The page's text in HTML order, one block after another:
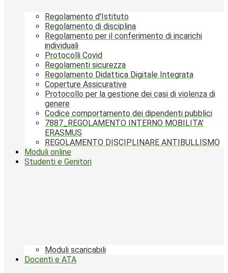
Regolamento d'Istituto
Regolamento di disciplina
Regolamento per il conferimento di incarichi
individuali
Protocolli Covid
Regolamenti sicurezza
Regolamento Didattica Digitale Integrata
Coperture Assicurative
Protocollo per la gestione dei casi di violenza di
genere
Codice comportamento dei dipendenti pubblici
7887_REGOLAMENTO INTERNO MOBILITA'
ERASMUS
REGOLAMENTO DISCIPLINARE ANTIBULLISMO
Moduli online
Studenti e Genitori
Moduli scaricabili
Docenti e ATA